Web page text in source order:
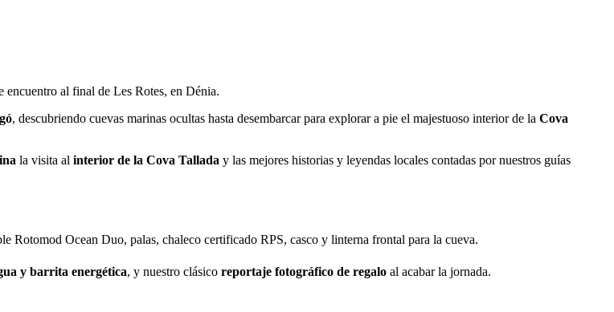
encuentro al final de Les Rotes, en Dénia.
, descubriendo cuevas marinas ocultas hasta desembarcar para explorar a pie el majestuoso interior de la Cova
la visita al interior de la Cova Tallada y las mejores historias y leyendas locales contadas por nuestros guías
Rotomod Ocean Duo, palas, chaleco certificado RPS, casco y linterna frontal para la cueva.
y barrita energética, y nuestro clásico reportaje fotográfico de regalo al acabar la jornada.